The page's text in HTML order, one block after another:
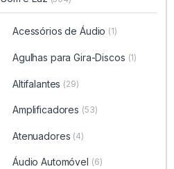
Acessórios de Áudio (1)
Agulhas para Gira-Discos (1)
Altifalantes (29)
Amplificadores (53)
Atenuadores (4)
Áudio Automóvel (6)